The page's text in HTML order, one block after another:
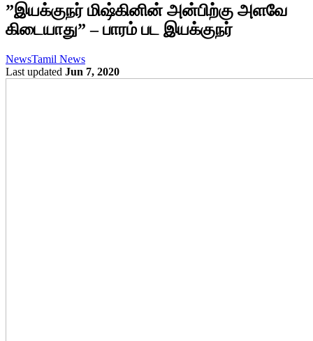
”இயக்குநர் மிஷ்கினின் அன்பிற்கு அளவே
கிடையாது” – பாரம் பட இயக்குநர்
NewsTamil News
Last updated Jun 7, 2020